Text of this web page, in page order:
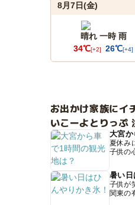
8月7日(金)
晴れ 一時 雨
34℃[+2] 26℃[+4]
お出かけ家族にイ
いこーよとりっぷ
大宮か
夏休み
子供の
暑い日
子供が
関東の